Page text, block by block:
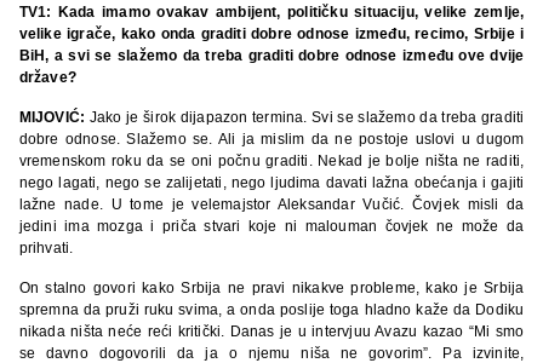
TV1: Kada imamo ovakav ambijent, političku situaciju, velike zemlje,
velike igrače, kako onda graditi dobre odnose između, recimo, Srbije i
BiH, a svi se slažemo da treba graditi dobre odnose između ove dvije
države?
MIJOVIĆ: Jako je širok dijapazon termina. Svi se slažemo da treba graditi
dobre odnose. Slažemo se. Ali ja mislim da ne postoje uslovi u dugom
vremenskom roku da se oni počnu graditi. Nekad je bolje ništa ne raditi,
nego lagati, nego se zalijetati, nego ljudima davati lažna obećanja i gajiti
lažne nade. U tome je velemajstor Aleksandar Vučić. Čovjek misli da
jedini ima mozga i priča stvari koje ni malouman čovjek ne može da
prihvati.
On stalno govori kako Srbija ne pravi nikakve probleme, kako je Srbija
spremna da pruži ruku svima, a onda poslije toga hladno kaže da Dodiku
nikada ništa neće reći kritički. Danas je u intervjuu Avazu kazao “Mi smo
se davno dogovorili da ja o njemu niša ne govorim”. Pa izvinite,